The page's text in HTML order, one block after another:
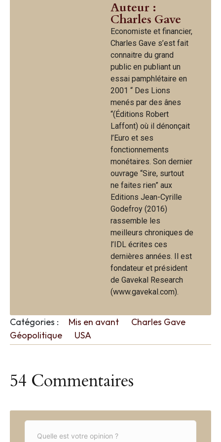
Auteur :
Charles Gave
Economiste et financier,
Charles Gave s’est fait
connaitre du grand
public en publiant un
essai pamphlétaire en
2001 “ Des Lions
menés par des ânes
“(Éditions Robert
Laffont) où il dénonçait
l’Euro et ses
fonctionnements
monétaires. Son dernier
ouvrage “Sire, surtout
ne faites rien” aux
Editions Jean-Cyrille
Godefroy (2016)
rassemble les
meilleurs chroniques de
l’IDL écrites ces
dernières années. Il est
fondateur et président
de Gavekal Research
(www.gavekal.com).
Catégories : Mis en avant
Charles Gave
Géopolitique
USA
54 Commentaires
C